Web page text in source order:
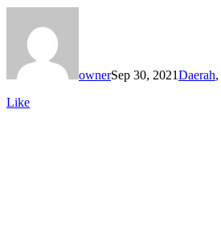
ownerSep 30, 2021Daerah,
Like